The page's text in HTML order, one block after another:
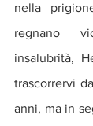
nella
regnano
insalubrità,
trascorrervi
anni, ma in